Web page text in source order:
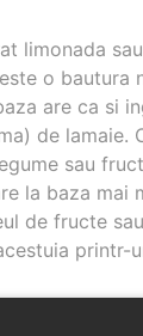
limonada
o bautura
are ca si
de lamaie.
sau
la baza mai
de fructe
printr-